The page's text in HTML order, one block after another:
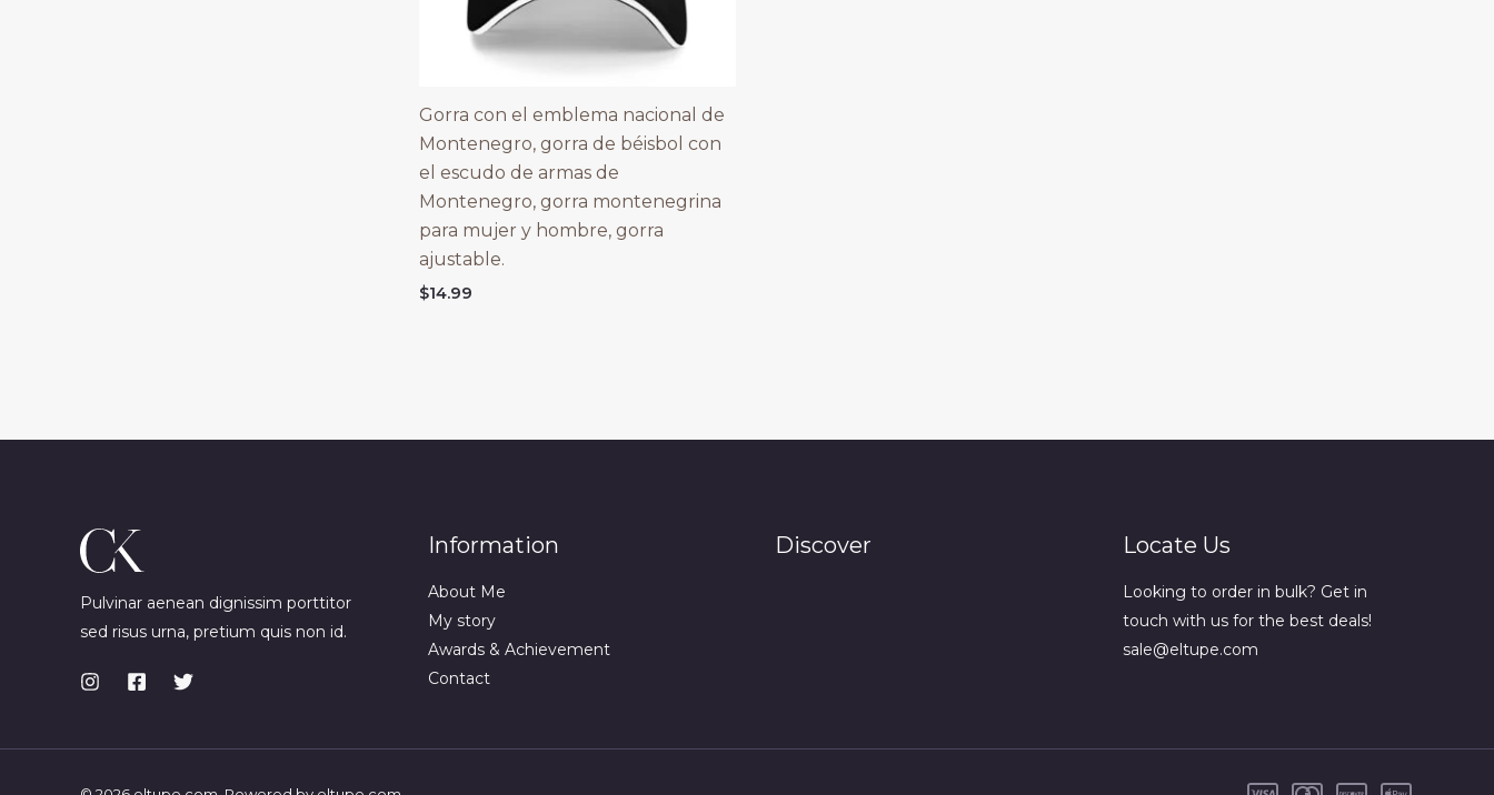
Gorra con el emblema nacional de
Montenegro, gorra de béisbol con
el escudo de armas de
Montenegro, gorra montenegrina
para mujer y hombre, gorra
ajustable.
$14.99
Pulvinar aenean dignissim porttitor
sed risus urna, pretium quis non id.
Information
About Me
My story
Awards & Achievement
Contact
Discover Locate Us
Looking to order in bulk? Get in
touch with us for the best deals!
sale@eltupe.com